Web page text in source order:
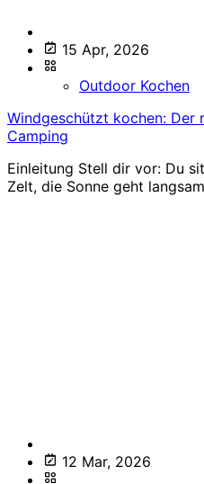
15 Apr, 2026
Outdoor Kochen
Windgeschützt kochen: Der
Camping
Einleitung Stell dir vor: Du
Zelt, die Sonne geht
12 Mar, 2026